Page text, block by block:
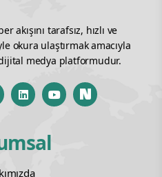
akışını tarafsız, hızlı ve
okura ulaştırmak amacıyla
medya platformudur.